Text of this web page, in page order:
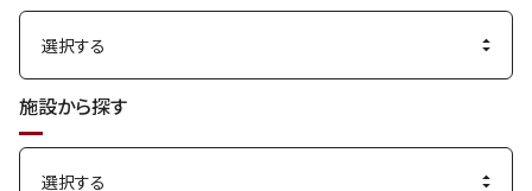
施設から探す